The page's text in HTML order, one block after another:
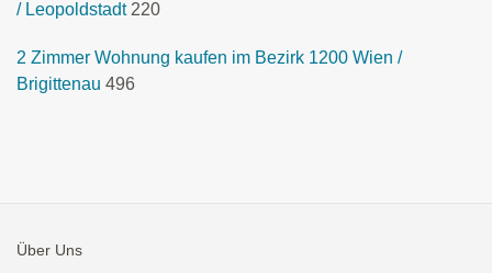
/ Leopoldstadt 220
2 Zimmer Wohnung kaufen im Bezirk 1200 Wien /
Brigittenau 496
Über Uns